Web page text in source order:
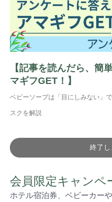
【記事を読んだら、簡
マギフGET！】
ベビーソープは「目にしみない」
スクを解説
終了し
会員限定キャンペ
ホテル宿泊券、ベビーカー